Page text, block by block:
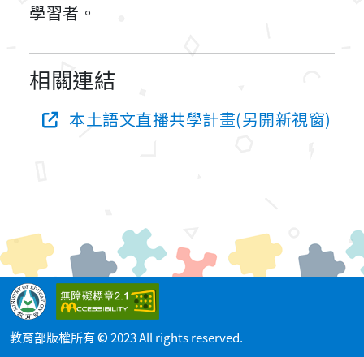
學習者。
相關連結
本土語文直播共學計畫(另開新視窗)
教育部版權所有 © 2023 All rights reserved.